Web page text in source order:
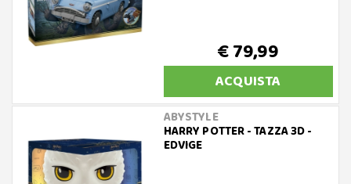
€ 79,99
ACQUISTA
ABYSTYLE
HARRY POTTER - TAZZA 3D -
EDVIGE